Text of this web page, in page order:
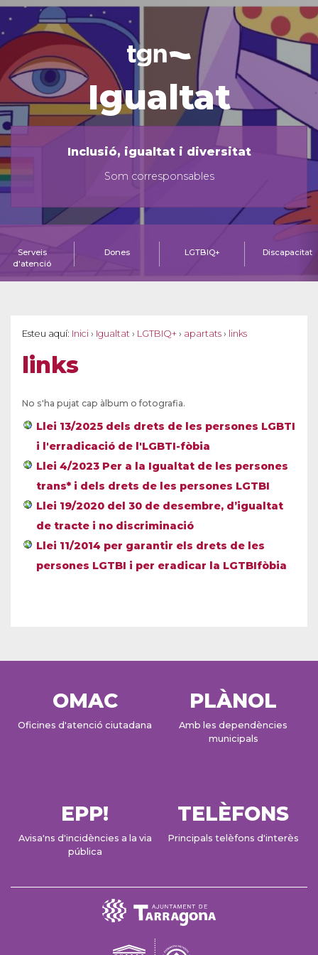
Igualtat
Inclusió, igualtat i diversitat
Som corresponsables
Serveis
d'atenció
Dones LGTBIQ+ Discapacitat
Esteu aquí: Inici › Igualtat › LGTBIQ+ › apartats › links
links
No s'ha pujat cap àlbum o fotografia.
Llei 13/2025 dels drets de les persones LGBTI
i l'erradicació de l'LGBTI-fòbia
Llei 4/2023 Per a la Igualtat de les persones
trans* i dels drets de les persones LGTBI
Llei 19/2020 del 30 de desembre, d’igualtat
de tracte i no discriminació
Llei 11/2014 per garantir els drets de les
persones LGTBI i per eradicar la LGTBIfòbia
OMAC
Oficines d'atenció ciutadana
PLÀNOL
Amb les dependències
municipals
EPP!
Avisa'ns d'incidències a la via
pública
TELÈFONS
Principals telèfons d'interès